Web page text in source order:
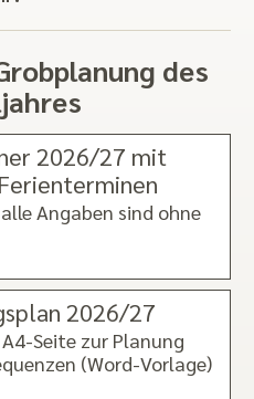
des
2026/27 mit
Angaben sind ohne
2026/27
Seite zur Planung
(Word-Vorlage)